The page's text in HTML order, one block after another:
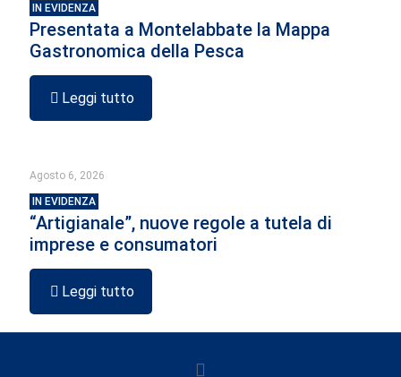
IN EVIDENZA
Presentata a Montelabbate la Mappa
Gastronomica della Pesca
Leggi tutto
Agosto 6, 2026
IN EVIDENZA
“Artigianale”, nuove regole a tutela di
imprese e consumatori
Leggi tutto